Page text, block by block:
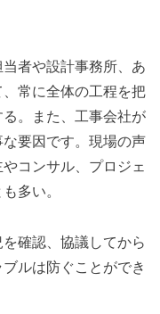
者や設計事務所、あ
常に全体の工程を把
。また、工事会社が
要因です。現場の声
コンサル、プロジェ
多い。
確認、協議してから
ルは防ぐことができ